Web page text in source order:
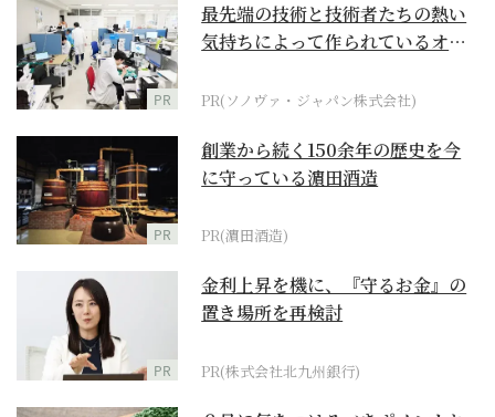
PR
最先端の技術と技術者たちの熱い
気持ちによって作られているオー
PR(ソノヴァ・ジャパン株式会社)
PR
創業から続く150余年の歴史を今
に守っている濵田酒造
PR(濵田酒造)
PR
金利上昇を機に、『守るお金』の
置き場所を再検討
PR(株式会社北九州銀行)